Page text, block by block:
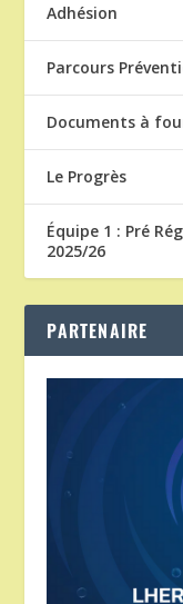
Adhésion
Parcours
Documents à
Le Progrès
Équipe 1 : Pré
2025/26
PARTENAIRE